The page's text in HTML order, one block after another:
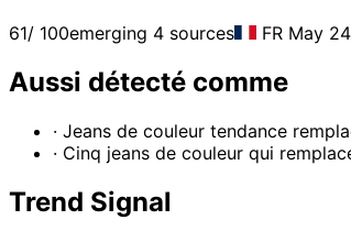
61/ 100emerging 4 sources FR May
Aussi détecté comme
· Jeans de couleur tendance
· Cinq jeans de couleur qui
Trend Signal